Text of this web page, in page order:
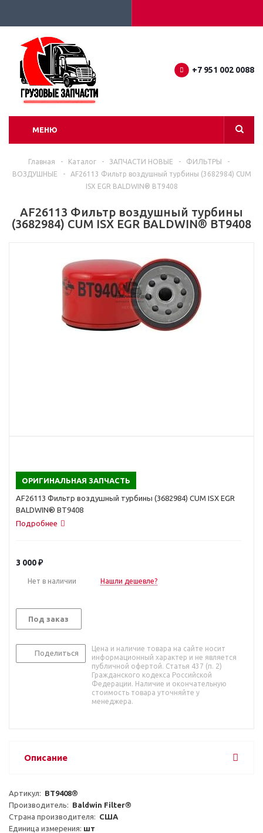
+7 951 002 0088
МЕНЮ
Главная - Каталог - ЗАПЧАСТИ НОВЫЕ - ФИЛЬТРЫ
-
ВОЗДУШНЫЕ
-
AF26113 Фильтр воздушный турбины (3682984) CUM
ISX EGR BALDWIN® BT9408
AF26113 Фильтр воздушный турбины
(3682984) CUM ISX EGR BALDWIN® BT9408
ОРИГИНАЛЬНАЯ ЗАПЧАСТЬ
AF26113 Фильтр воздушный турбины (3682984) CUM ISX EGR
BALDWIN® BT9408
Подробнее
3 000₽
Нет в наличии Нашли дешевле?
Под заказ
Поделиться
Цена и наличие товара на сайте носит
информационный характер и не является
публичной офертой. Статья 437 (п. 2)
Гражданского кодекса Российской
Федерации. Наличие и окончательную
стоимость товара уточняйте у
менеджера.
Описание
Артикул: BT9408®
Производитель: Baldwin Filter®
Страна производителя: США
Единица измерения: шт